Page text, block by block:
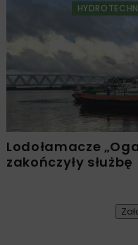
Lodołamacze
zakończyły służbę